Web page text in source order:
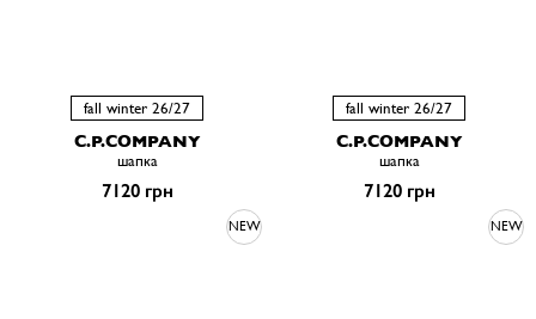
fall winter 26/27
C.P.COMPANY
шапка
7120 грн
fall winter 26/27
C.P.COMPANY
шапка
7120 грн
NEW NEW